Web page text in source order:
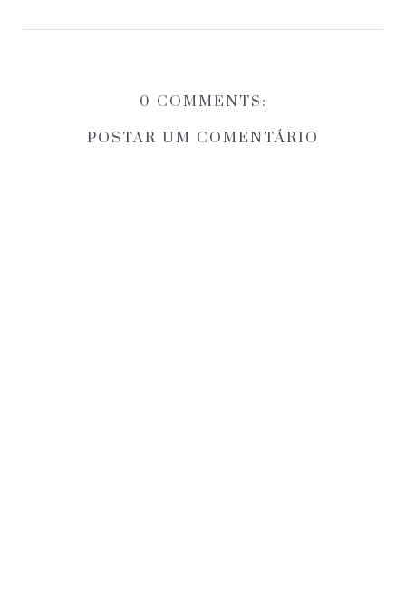
0 COMMENTS:
POSTAR UM COMENTÁRIO